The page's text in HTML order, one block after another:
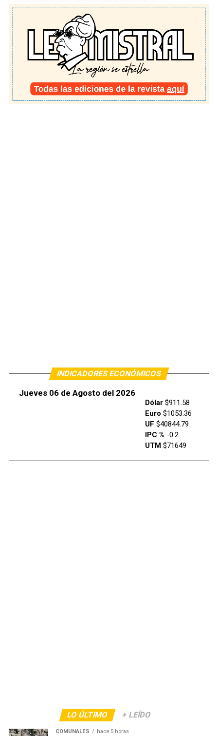
INDICADORES ECONÓMICOS
Jueves 06 de Agosto del 2026
Dólar$911.58
Euro $1053.36
UF $40844.79
IPC % -0.2
UTM$71649
LO ÚLTIMO + LEÍDO
COMUNALES hace 5 horas